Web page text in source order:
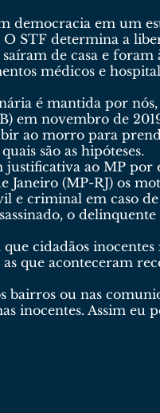
democracia em um
STF determina a
de casa e
médicos e
é mantida por
em novembro de
ao morro para
são as hipóteses.
ao MP por
(MP-RJ) os
e criminal em caso
o
cidadãos
que aconteceram
bairros ou nas
inocentes. Assim eu